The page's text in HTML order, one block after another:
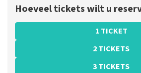
Hoeveel tickets wilt u
1 TICKET
2 TICKETS
3 TICKETS